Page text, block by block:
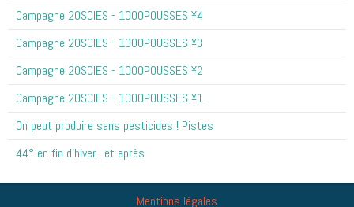
Campagne 20SCIES - 1OOOPOUSSES ¥4
Campagne 20SCIES - 1OOOPOUSSES ¥3
Campagne 20SCIES - 1OOOPOUSSES ¥2
Campagne 20SCIES - 1OOOPOUSSES ¥1
On peut produire sans pesticides ! Pistes
44° en fin d'hiver.. et après
Mentions légales